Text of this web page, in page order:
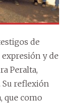
de
y de
Peralta,
Su reflexión
que como